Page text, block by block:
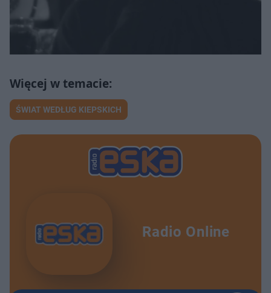
ŚWIAT WEDŁUG KIEPSKICH
Radio Online